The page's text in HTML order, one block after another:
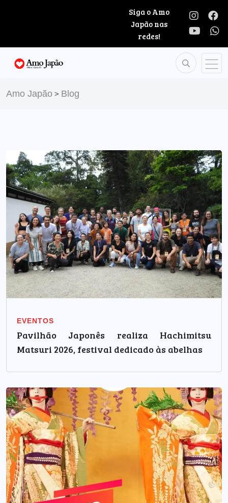
Siga o Amo
Japão nas
redes!
Amo Japão > Blog
EVENTOS
Pavilhão Japonês realiza Hachimitsu
Matsuri 2026, festival dedicado às abelhas